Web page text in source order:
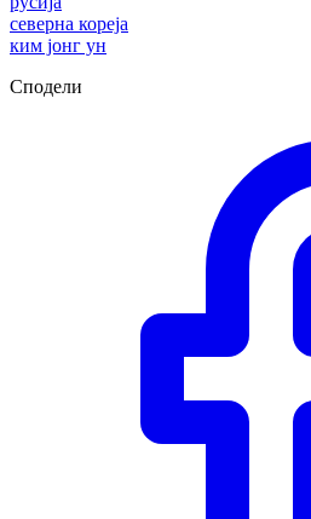
северна кореја
ким јонг ун
Сподели